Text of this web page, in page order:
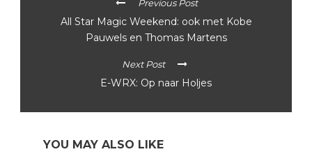
Previous Post
All Star Magic Weekend: ook met Kobe
Pauwels en Thomas Martens
Next Post
E-WRX: Op naar Holjes
YOU MAY ALSO LIKE